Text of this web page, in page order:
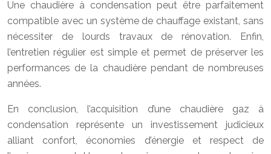
Une chaudière à condensation peut être parfaitement
compatible avec un système de chauffage existant, sans
nécessiter de lourds travaux de rénovation. Enfin,
l’entretien régulier est simple et permet de préserver les
performances de la chaudière pendant de nombreuses
années.
En conclusion, l’acquisition d’une chaudière gaz à
condensation représente un investissement judicieux
alliant confort, économies d’énergie et respect de